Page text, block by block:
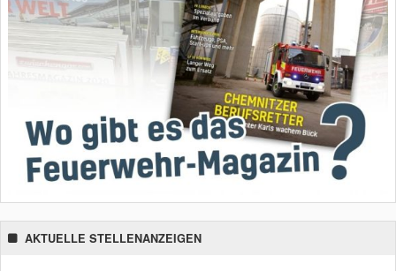
AKTUELLE STELLENANZEIGEN